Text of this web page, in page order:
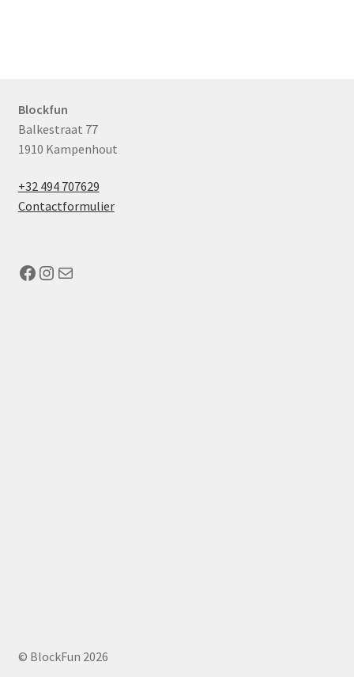
Blockfun
Balkestraat 77
1910 Kampenhout
+32 494 707629
Contactformulier
Facebook
Instagram
Mail
© BlockFun 2026